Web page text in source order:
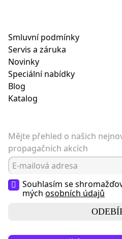
Smluvní podmínky
Servis a záruka
Novinky
Speciální nabídky
Blog
Katalog
Mějte přehled o našich
propagačních akcích
Souhlasím se
mých osobních údajů